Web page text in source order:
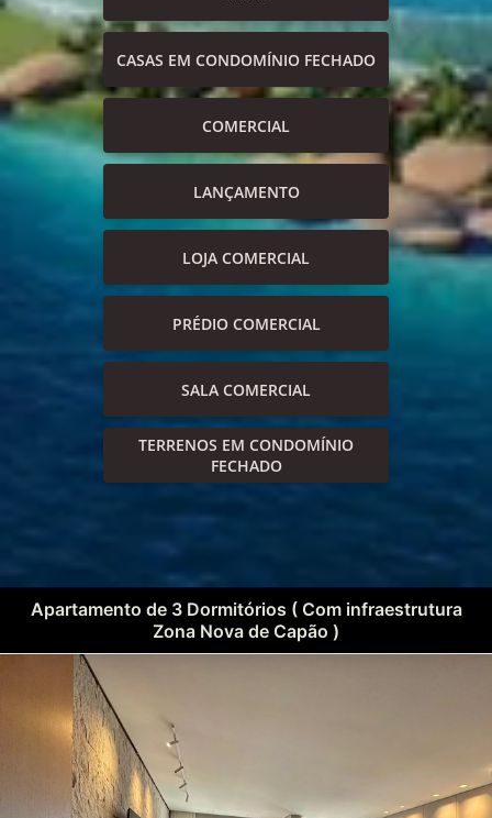
CASAS EM CONDOMÍNIO FECHADO
COMERCIAL
LANÇAMENTO
LOJA COMERCIAL
PRÉDIO COMERCIAL
SALA COMERCIAL
TERRENOS EM CONDOMÍNIO
FECHADO
Apartamento de 3 Dormitórios ( Com infraestrutura
Zona Nova de Capão )